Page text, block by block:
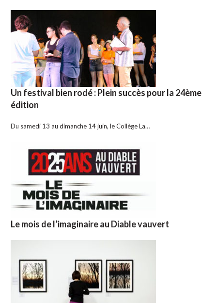
Un festival bien rodé : Plein succès pour la 24ème
édition
Du samedi 13 au dimanche 14 juin, le Collège La…
Le mois de l’imaginaire au Diable vauvert